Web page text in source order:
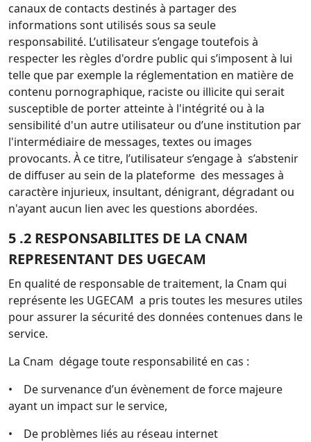
canaux de contacts destinés à partager des
informations sont utilisés sous sa seule
responsabilité. L’utilisateur s’engage toutefois à
respecter les règles d'ordre public qui s’imposent à lui
telle que par exemple la réglementation en matière de
contenu pornographique, raciste ou illicite qui serait
susceptible de porter atteinte à l'intégrité ou à la
sensibilité d'un autre utilisateur ou d’une institution par
l'intermédiaire de messages, textes ou images
provocants. À ce titre, l’utilisateur s’engage à s’abstenir
de diffuser au sein de la plateforme des messages à
caractère injurieux, insultant, dénigrant, dégradant ou
n'ayant aucun lien avec les questions abordées.
5 .2 RESPONSABILITES DE LA CNAM
REPRESENTANT DES UGECAM
En qualité de responsable de traitement, la Cnam qui
représente les UGECAM a pris toutes les mesures utiles
pour assurer la sécurité des données contenues dans le
service.
La Cnam dégage toute responsabilité en cas :
• De survenance d’un évènement de force majeure
ayant un impact sur le service,
• De problèmes liés au réseau internet